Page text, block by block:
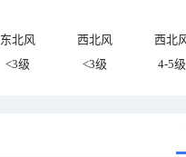
东北风 西北风
西北
<3级 <3级 4-5级